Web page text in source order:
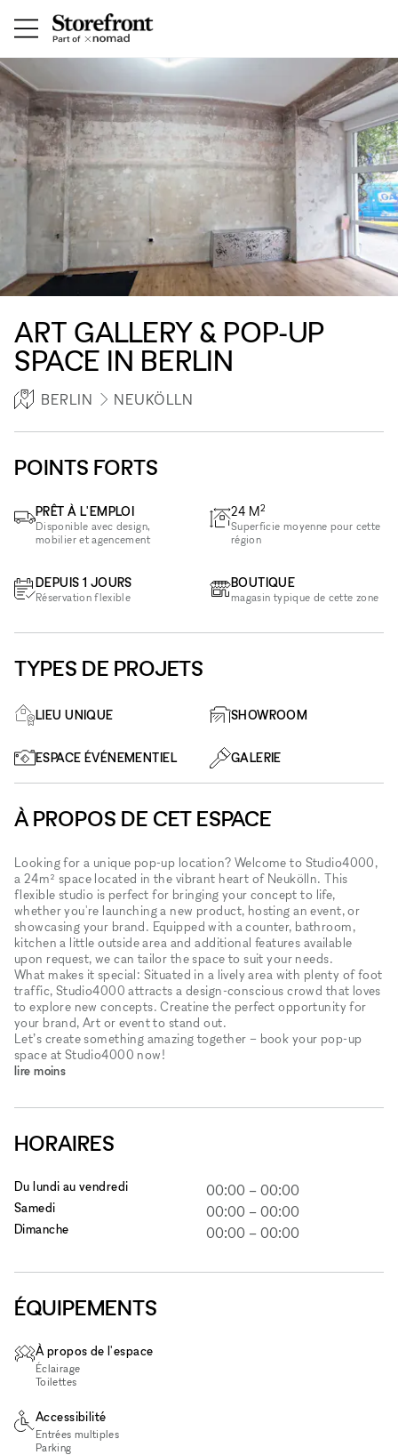
ART GALLERY & POP-UP
SPACE IN BERLIN
BERLIN NEUKÖLLN
POINTS FORTS
PRÊT À L'EMPLOI
Disponible avec design,
mobilier et agencement
DEPUIS 1 JOURS
Réservation flexible
24 M2
Superficie moyenne pour cette
région
BOUTIQUE
magasin typique de cette zone
TYPES DE PROJETS
LIEU UNIQUE SHOWROOM
ESPACE ÉVÉNEMENTIEL GALERIE
À PROPOS DE CET ESPACE
Looking for a unique pop-up location? Welcome to Studio4000,
a 24m² space located in the vibrant heart of Neukölln. This
flexible studio is perfect for bringing your concept to life,
whether you're launching a new product, hosting an event, or
showcasing your brand. Equipped with a counter, bathroom,
kitchen a little outside area and additional features available
upon request, we can tailor the space to suit your needs.
What makes it special: Situated in a lively area with plenty of foot
traffic, Studio4000 attracts a design-conscious crowd that loves
to explore new concepts. Creatine the perfect opportunity for
your brand, Art or event to stand out.
Let’s create something amazing together – book your pop-up
space at Studio4000 now!
lire moins
HORAIRES
Du lundi au vendredi 00:00 – 00:00
Samedi 00:00 – 00:00
Dimanche 00:00 – 00:00
ÉQUIPEMENTS
À propos de l'espace
Éclairage
Toilettes
Accessibilité
Entrées multiples
Parking